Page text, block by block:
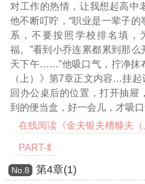
对工作的热情，让我想起高中
他不断叮咛，“职业是一辈子
系，不要按照学校排名填，
福。”看到小乔连累都累到那
天下午……”他吸口气，拧净抹
（上）》第7章正文内容…挂起
回办公桌后的位置，打开抽屉
到的便当盒，好一会儿，才吸口
在线阅读《金夫银夫糟糠夫
PART-Ⅱ
Νο.8 第4章(1)